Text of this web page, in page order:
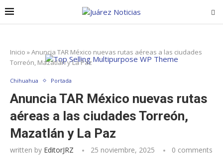
Inicio »Anuncia TAR México nuevas rutas aéreas a las ciudades
Torreón, Mazatlán y La Paz
Chihuahua Portada
Anuncia TAR México nuevas rutas
aéreas a las ciudades Torreón,
Mazatlán y La Paz
written by EditorJRZ 25 noviembre, 2025 0 comments